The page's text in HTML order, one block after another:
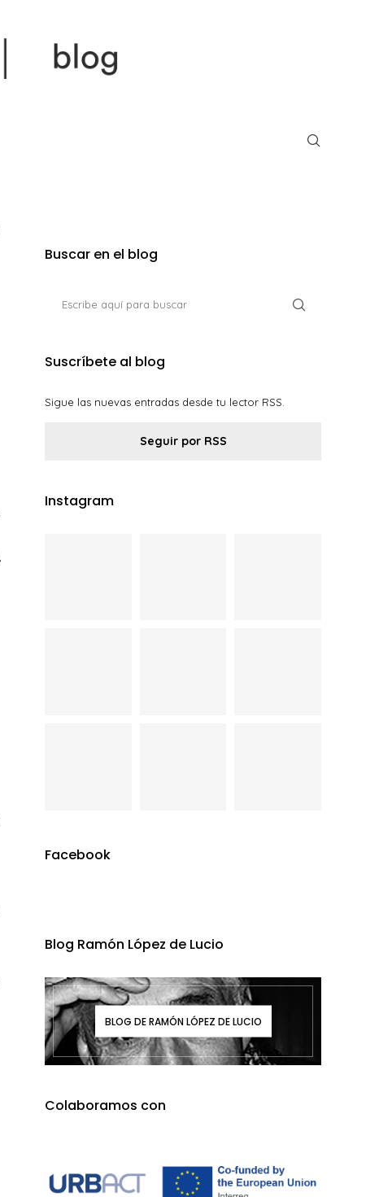
Buscar en el blog
Suscríbete al blog
Sigue las nuevas entradas desde tu lector RSS.
Seguir por RSS
Instagram
Facebook
Blog Ramón López de Lucio
BLOG DE RAMÓN LÓPEZ DE LUCIO
Colaboramos con